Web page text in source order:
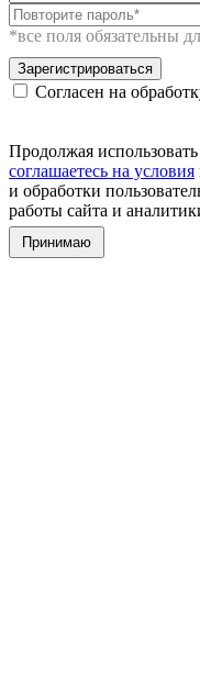
*все поля обязательны
Зарегистрироваться
Согласен на
Продолжая
соглашаетесь на условия
и обработки
работы сайта и
Принимаю